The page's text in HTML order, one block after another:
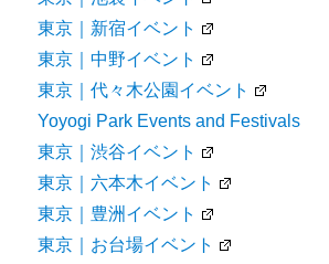
東京｜新宿イベント
東京｜中野イベント
東京｜代々木公園イベント
Yoyogi Park Events and Festivals
東京｜渋谷イベント
東京｜六本木イベント
東京｜豊洲イベント
東京｜お台場イベント